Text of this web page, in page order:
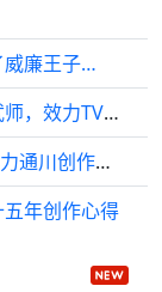
威廉王子…
著名演员陈狄克猝死离世，是邵氏龙虎武师，效力TVB长达45年
万元大奖等你来“拍”！第三届我眼中的魅力通川创作大赛正式启动
五年创作心得